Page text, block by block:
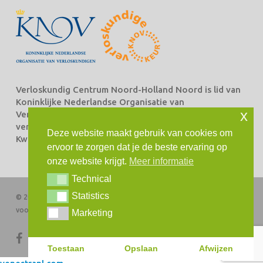
Verloskundig Centrum Noord-Holland Noord is lid van
Koninklijke Nederlandse Organisatie van
Verloskundigen Beroepsorganisatie van en voor
verloskundigen (KNOV) en staat ingeschreven bij het
Kwaliteitsregister Verloskundingen.
© 2026 Verloskundig Centrum Noord-Holland Noord. Alle rechten
voorbehouden
facebookinstagram
Deze website maakt gebruik van cookies om
ervoor te zorgen dat je de beste ervaring op
onze website krijgt. Meer informatie
TechnicalTechnical
StatisticsStatistics
MarketingMarketing
Toestaan Opslaan Afwijzen
x